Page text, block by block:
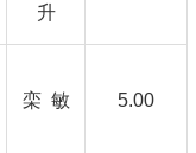
升
栾 敏 5.00